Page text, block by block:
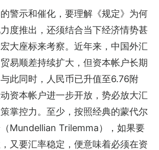
警示和催化，要理解《规定》为何
度推出，还须结合当下经济情势甚
大座标来考察。近年来，中国外汇
易顺差持续扩大，但资本帐户长期
此同时，人民币已升值至6.76附
资本帐户进一步开放，势必放大汇
掌控力。至少，按照经典的蒙代尔
Mundellian Trilemma），如果要
又要汇率稳定，便意味着必须在资